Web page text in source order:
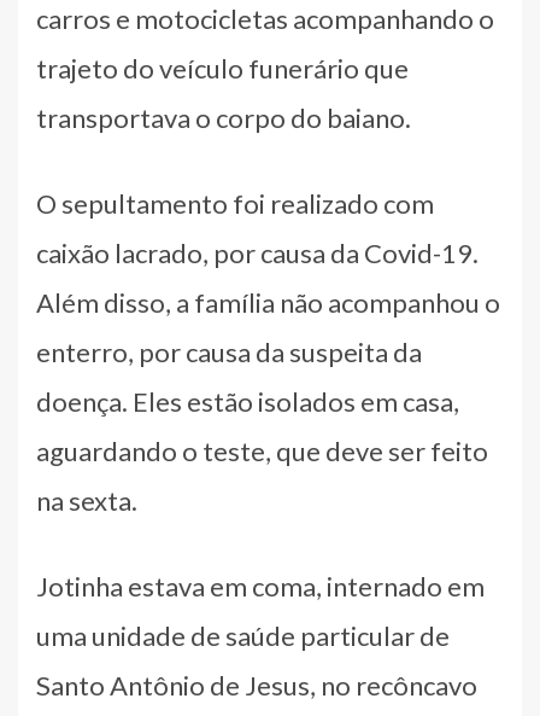
carros e motocicletas acompanhando o
trajeto do veículo funerário que
transportava o corpo do baiano.
O sepultamento foi realizado com
caixão lacrado, por causa da Covid-19.
Além disso, a família não acompanhou o
enterro, por causa da suspeita da
doença. Eles estão isolados em casa,
aguardando o teste, que deve ser feito
na sexta.
Jotinha estava em coma, internado em
uma unidade de saúde particular de
Santo Antônio de Jesus, no recôncavo